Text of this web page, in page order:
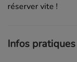
réserver vite !
Infos pratiques